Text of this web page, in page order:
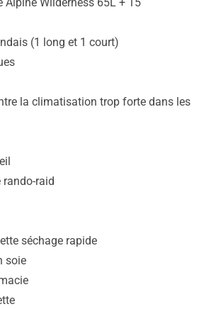
(1 long et 1 court)
la climatisation trop forte dans les
rando-raid
séchage rapide
soie